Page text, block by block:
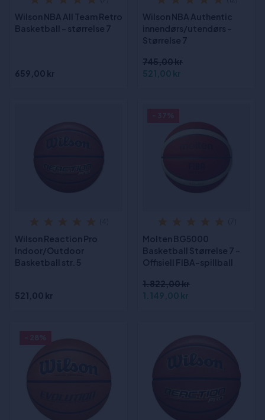
Wilson NBA All Team Retro
Basketball - størrelse 7
659,00 kr
Wilson NBA Authentic
innendørs/utendørs -
Størrelse 7
745,00 kr
521,00 kr
Wilson Reaction Pro
Indoor/Outdoor
Basketball str. 5
521,00 kr
Molten BG5000
Basketball Størrelse 7 -
Offisiell FIBA-spillball
1.822,00 kr
1.149,00 kr